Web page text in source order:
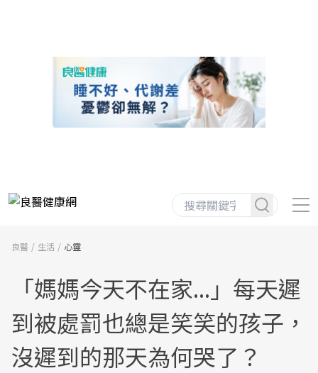
良醫 生活 心靈
「媽媽今天不在家...」每天遲
到被處罰也總是笑笑的孩子，
沒遲到的那天為何哭了？